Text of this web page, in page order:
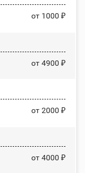
от 1000 ₽
от 4900 ₽
от 2000 ₽
от 4000 ₽